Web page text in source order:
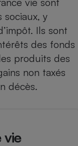
sociaux, y
Ils sont
des fonds
produits des
non taxés
décès.
vie
Climatiseur -
Ventilateur
Antivirus
Climatiseur -
Ventilateur